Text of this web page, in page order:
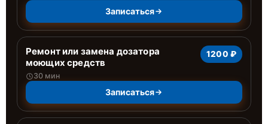
Записаться
Ремонт или замена дозатора
моющих средств
30 мин
1200 ₽
Записаться